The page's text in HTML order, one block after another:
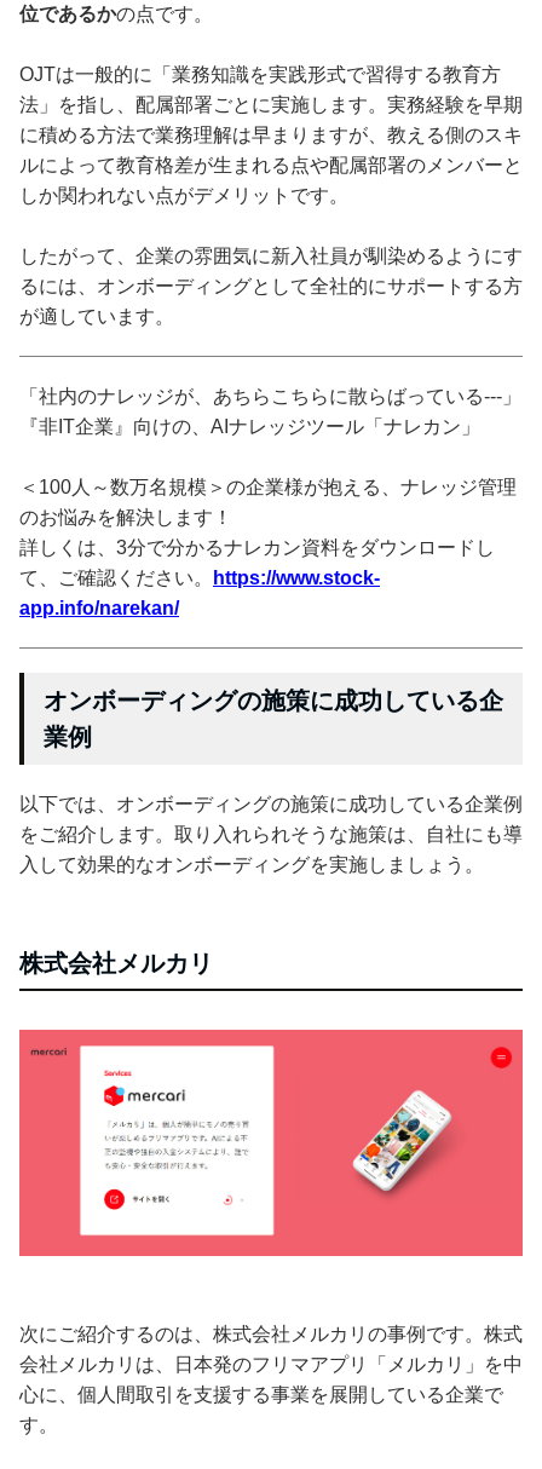
位であるかの点です。
OJTは一般的に「業務知識を実践形式で習得する教育方
法」を指し、配属部署ごとに実施します。実務経験を早期
に積める方法で業務理解は早まりますが、教える側のスキ
ルによって教育格差が生まれる点や配属部署のメンバーと
しか関われない点がデメリットです。
したがって、企業の雰囲気に新入社員が馴染めるようにす
るには、オンボーディングとして全社的にサポートする方
が適しています。
「社内のナレッジが、あちらこちらに散らばっている---」
『非IT企業』向けの、AIナレッジツール「ナレカン」
＜100人～数万名規模＞の企業様が抱える、ナレッジ管理
のお悩みを解決します！
詳しくは、3分で分かるナレカン資料をダウンロードし
て、ご確認ください。
https://www.stock-
app.info/narekan/
オンボーディングの施策に成功している企
業例
以下では、オンボーディングの施策に成功している企業例
をご紹介します。取り入れられそうな施策は、自社にも導
入して効果的なオンボーディングを実施しましょう。
株式会社メルカリ
次にご紹介するのは、株式会社メルカリの事例です。株式
会社メルカリは、日本発のフリマアプリ「メルカリ」を中
心に、個人間取引を支援する事業を展開している企業で
す。